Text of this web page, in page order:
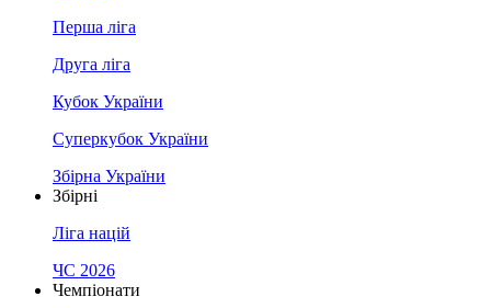
Перша ліга
Друга ліга
Кубок України
Суперкубок України
Збірна України
Збірні
Ліга націй
ЧС 2026
Чемпіонати